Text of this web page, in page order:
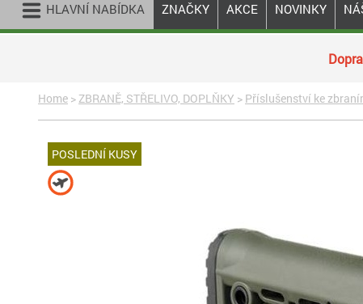
Home > ZBRANĚ, STŘELIVO, DOPLŇKY > Příslušenství ke
POSLEDNÍ KUSY
HLAVNÍ NABÍDKA ZNAČKY AKCE NOVINKY